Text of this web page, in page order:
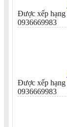
Được xếp hạng
0936669983
Được xếp hạng
0936669983